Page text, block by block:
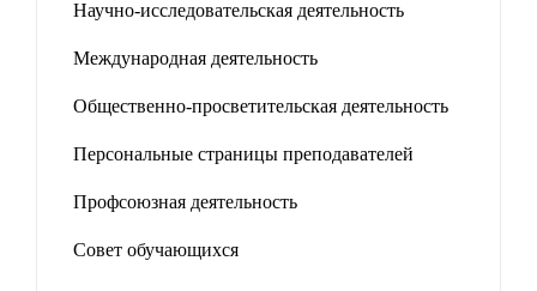
Научно-исследовательская деятельность
Международная деятельность
Общественно-просветительская деятельность
Персональные страницы преподавателей
Профсоюзная деятельность
Совет обучающихся